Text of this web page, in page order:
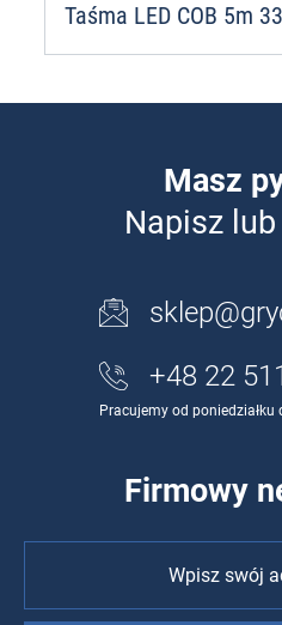
Taśma LED COB 5m
Masz
Napisz
+48 22
Pracujemy od poniedziałku
Firmowy